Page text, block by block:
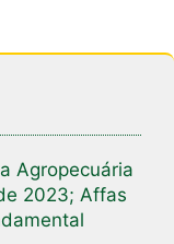
Agropecuária
2023; Affas